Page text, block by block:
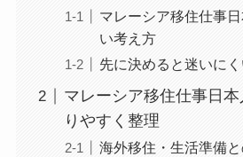
マレーシア移住仕事
い考え方
先に決めると迷いに
マレーシア移住仕事日
りやすく整理
海外移住・生活準備